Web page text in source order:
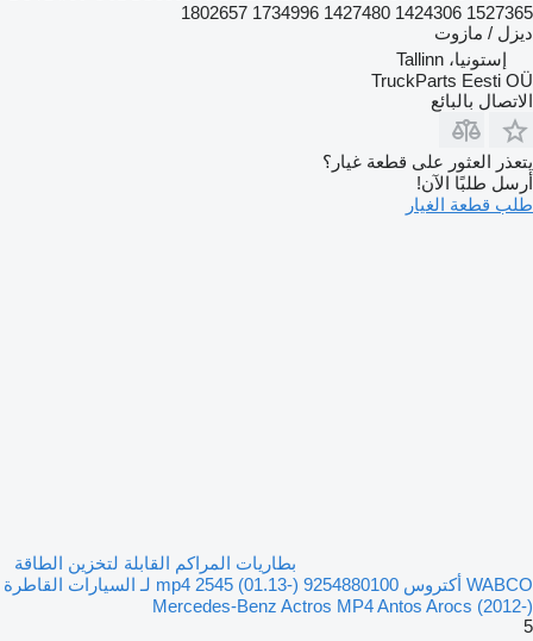
1802657 1734996 1427480 1424306 1527365
ديزل / مازوت
إستونيا، Tallinn
TruckParts Eesti OÜ
الاتصال بالبائع
يتعذر العثور على قطعة غيار؟
أرسل طلبًا الآن!
طلب قطعة الغيار
بطاريات المراكم القابلة لتخزين الطاقة
WABCO أكتروس mp4 2545 (01.13-) 9254880100 لـ السيارات القاطرة
Mercedes-Benz Actros MP4 Antos Arocs (2012-)
5